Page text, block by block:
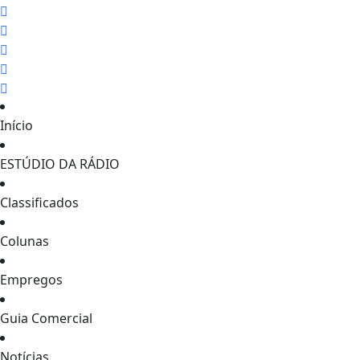
Início
ESTÚDIO DA RÁDIO
Classificados
Colunas
Empregos
Guia Comercial